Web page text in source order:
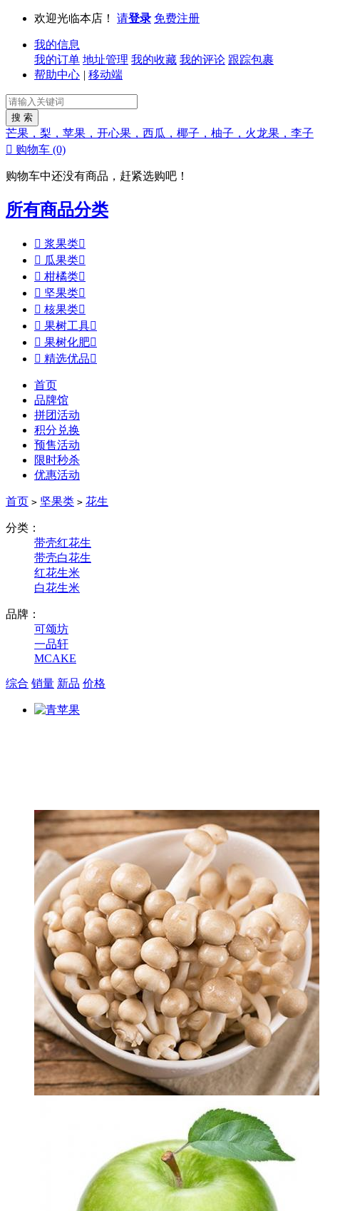
欢迎光临本店！ 请登录 免费注册
我的信息
我的订单 地址管理 我的收藏 我的评论 跟踪包裹
帮助中心 | 移动端
芒果，梨，苹果，开心果，西瓜，椰子，柚子，火龙果，李子
 购物车 (0)
购物车中还没有商品，赶紧选购吧！
所有商品分类
 浆果类
 瓜果类
 柑橘类
 坚果类
 核果类
 果树工具
 果树化肥
 精选优品
首页
品牌馆
拼团活动
积分兑换
预售活动
限时秒杀
优惠活动
首页 > 坚果类 > 花生
分类：
带壳红花生
带壳白花生
红花生米
白花生米
品牌：
可颂坊
一品轩
MCAKE
综合 销量 新品 价格